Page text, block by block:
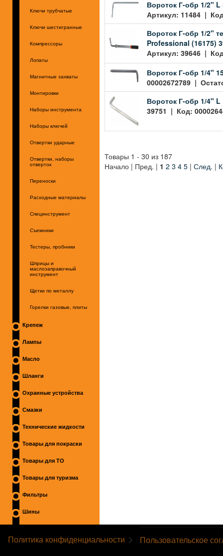
Ключи трубчатые
Ключи шестигранные
Компрессоры
Лопаты
Магнитные захваты
Монтировки
Наборы инструмента
Наборы ключей
Отвертки ударные
Отвертки, наборы
отверток
Переноски
Расходные материалы
Специнструмент
Съемники
Тестеры, пробники
Шприцы и
маслозаправочный
инструмент
Щетки по металлу
Горелки газовые, плиты
Крепеж
Лампы
Масло
Шланги
Охранные устройства
Смазки
Технические жидкости
Товары для покраски
Товары для ТО
Товары для туризма
Фильтры
Шины
Вороток Г-обр 1/2" L
Артикул: 11484 |
Вороток Г-обр 1/2"
Professional (16175)
Артикул: 39646 |
Вороток Г-обр 1/4"
00002672789 |
Вороток Г-обр 1/4"
39751 | Код:
Товары 1 - 30 из 187
Начало | Пред. | 1 2 3 4 5 | След. |
Политика конфиденциальности Пользовательское